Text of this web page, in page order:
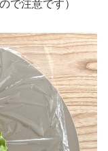
で注意です）